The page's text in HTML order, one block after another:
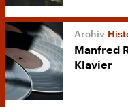
Manfred
Klavier